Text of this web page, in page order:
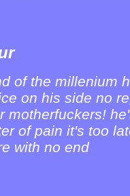
of the millenium
on his side no
motherfuckers!
of pain it's too
with no end